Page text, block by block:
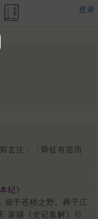
登录
玄注：「舜征有苗而
纪》
崩于苍梧之野。葬于江
裴骃《史记集解》引